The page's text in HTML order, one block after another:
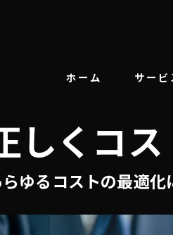
ホーム サービ
間接コ
エネル
バイオ
太陽光
しくコ
ゆるコストの最適